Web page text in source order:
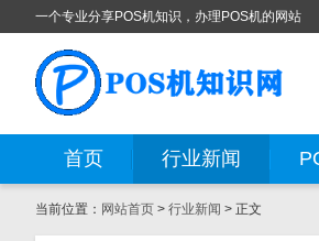
一个专业分享POS机知识，办理POS机的网站
首页 行业新闻
当前位置： 网站首页 > 行业新闻 > 正文